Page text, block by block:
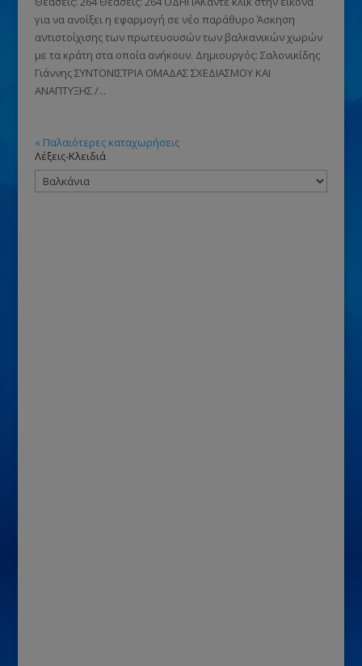
για να ανοίξει η εφαρμογή σε νέο παράθυρο Άσκηση
αντιστοίχισης των πρωτευουσών των βαλκανικών χωρών
με τα κράτη στα οποία ανήκουν. Δημιουργός: Σαλονικίδης
Γιάννης ΣΥΝΤΟΝΙΣΤΡΙΑ ΟΜΑΔΑΣ ΣΧΕΔΙΑΣΜΟΥ ΚΑΙ
ΑΝΑΠΤΥΞΗΣ /...
« Παλαιότερες καταχωρήσεις
Λέξεις-Κλειδιά